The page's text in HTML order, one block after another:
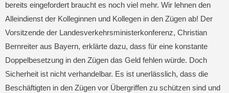
bereits eingefordert braucht es noch viel mehr. Wir lehnen den
Alleindienst der Kolleginnen und Kollegen in den Zügen ab! Der
Vorsitzende der Landesverkehrsministerkonferenz, Christian
Bernreiter aus Bayern, erklärte dazu, dass für eine konstante
Doppelbesetzung in den Zügen das Geld fehlen würde. Doch
Sicherheit ist nicht verhandelbar. Es ist unerlässlich, dass die
Beschäftigten in den Zügen vor Übergriffen zu schützen sind und